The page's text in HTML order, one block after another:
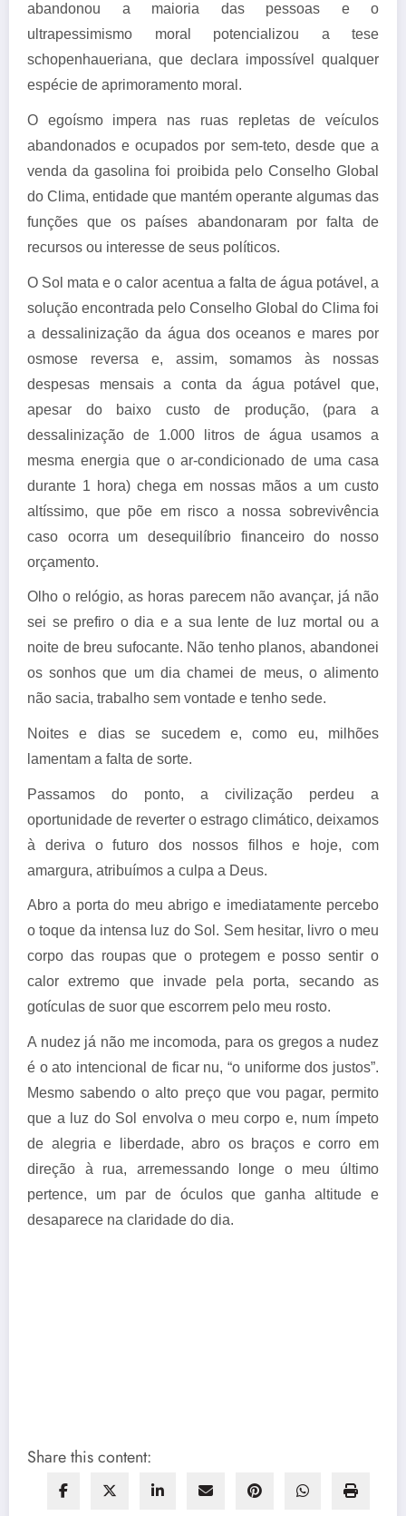
abandonou a maioria das pessoas e o
ultrapessimismo moral potencializou a tese
schopenhaueriana, que declara impossível qualquer
espécie de aprimoramento moral.
O egoísmo impera nas ruas repletas de veículos
abandonados e ocupados por sem-teto, desde que a
venda da gasolina foi proibida pelo Conselho Global
do Clima, entidade que mantém operante algumas das
funções que os países abandonaram por falta de
recursos ou interesse de seus políticos.
O Sol mata e o calor acentua a falta de água potável, a
solução encontrada pelo Conselho Global do Clima foi
a dessalinização da água dos oceanos e mares por
osmose reversa e, assim, somamos às nossas
despesas mensais a conta da água potável que,
apesar do baixo custo de produção, (para a
dessalinização de 1.000 litros de água usamos a
mesma energia que o ar-condicionado de uma casa
durante 1 hora) chega em nossas mãos a um custo
altíssimo, que põe em risco a nossa sobrevivência
caso ocorra um desequilíbrio financeiro do nosso
orçamento.
Olho o relógio, as horas parecem não avançar, já não
sei se prefiro o dia e a sua lente de luz mortal ou a
noite de breu sufocante. Não tenho planos, abandonei
os sonhos que um dia chamei de meus, o alimento
não sacia, trabalho sem vontade e tenho sede.
Noites e dias se sucedem e, como eu, milhões
lamentam a falta de sorte.
Passamos do ponto, a civilização perdeu a
oportunidade de reverter o estrago climático, deixamos
à deriva o futuro dos nossos filhos e hoje, com
amargura, atribuímos a culpa a Deus.
Abro a porta do meu abrigo e imediatamente percebo
o toque da intensa luz do Sol. Sem hesitar, livro o meu
corpo das roupas que o protegem e posso sentir o
calor extremo que invade pela porta, secando as
gotículas de suor que escorrem pelo meu rosto.
A nudez já não me incomoda, para os gregos a nudez
é o ato intencional de ficar nu, “o uniforme dos justos”.
Mesmo sabendo o alto preço que vou pagar, permito
que a luz do Sol envolva o meu corpo e, num ímpeto
de alegria e liberdade, abro os braços e corro em
direção à rua, arremessando longe o meu último
pertence, um par de óculos que ganha altitude e
desaparece na claridade do dia.
Share this content: